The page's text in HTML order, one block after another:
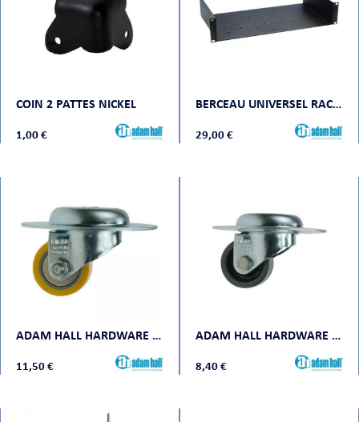
COIN 2 PATTES NICKEL
1,00 €
BERCEAU UNIVERSEL RACKABLE 19 POUCES 2 U
29,00 €
ADAM HALL HARDWARE 37041
11,50 €
ADAM HALL HARDWARE 37042
8,40 €